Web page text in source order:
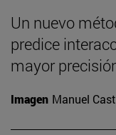
Un nuevo
predice
mayor
Imagen Manuel